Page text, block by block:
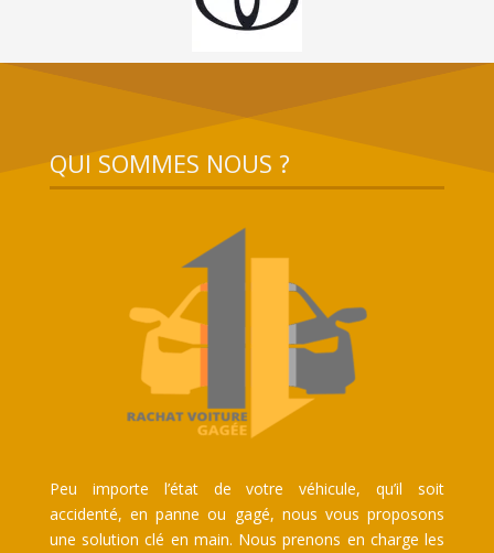
QUI SOMMES NOUS ?
Peu importe l’état de votre véhicule, qu’il soit
accidenté, en panne ou gagé, nous vous proposons
une solution clé en main. Nous prenons en charge les